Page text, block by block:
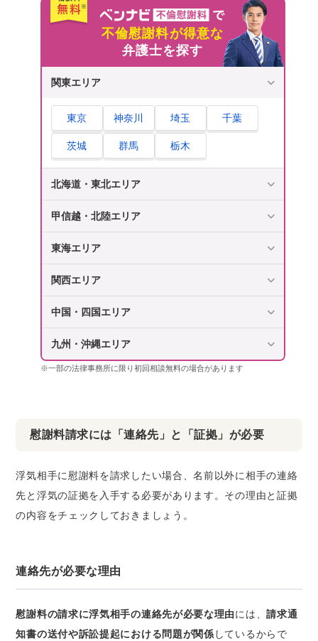
不倫慰謝料が得意な
弁護士を探す
関東エリア
東京 神奈川 埼玉 千葉
茨城 群馬 栃木
北海道・東北エリア
甲信越・北陸エリア
東海エリア
関西エリア
中国・四国エリア
九州・沖縄エリア
※一部の法律事務所に限り初回相談無料の場合があります
慰謝料請求には「連絡先」と「証拠」が必要
浮気相手に慰謝料を請求したい場合、名前以外に相手の連絡
先と浮気の証拠を入手する必要があります。その理由と証拠
の内容をチェックしておきましょう。
連絡先が必要な理由
慰謝料の請求に浮気相手の連絡先が必要な理由には、請求通
知書の送付や訴訟提起における問題が関係 しているからで